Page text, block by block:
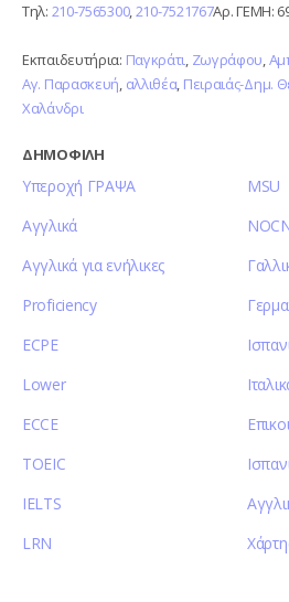
Τηλ: 210-7565300,210-7521767Αρ. ΓΕΜΗ:
Εκπαιδευτήρια: Παγκράτι, Ζωγράφου,
Αγ. Παρασκευή, αλλιθέα, Πειραιάς-Δημ.
Χαλάνδρι
ΔΗΜΟΦΙΛΗ
Υπεροχή ΓΡΑΨΑ
Αγγλικά
Αγγλικά για ενήλικες
Proficiency
ECPE
Lower
ECCE
TOEIC
IELTS
LRN
MSU